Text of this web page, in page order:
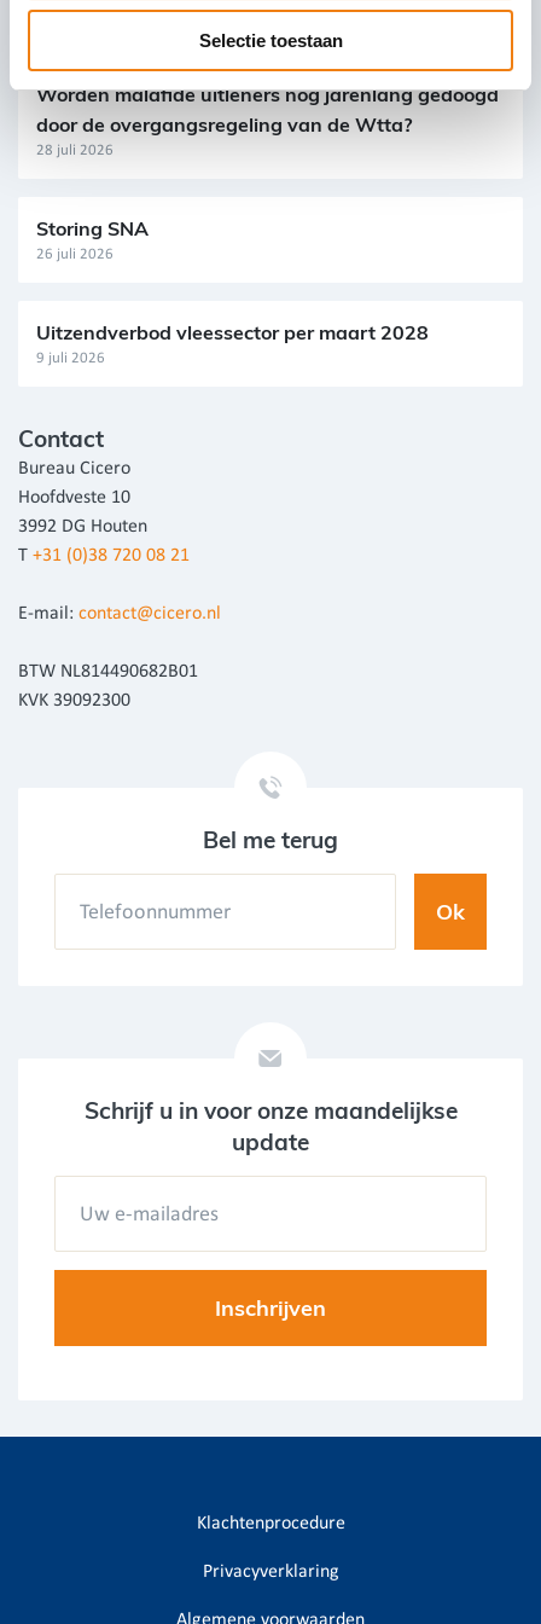
Selectie toestaan
28 juli 2026
Worden malafide uitleners nog jarenlang gedoogd
door de overgangsregeling van de Wtta?
28 juli 2026
Storing SNA
26 juli 2026
Uitzendverbod vleessector per maart 2028
9 juli 2026
Contact
Bureau Cicero
Hoofdveste 10
3992 DG Houten
T +31 (0)38 720 08 21
E-mail: contact@cicero.nl
BTW NL814490682B01
KVK 39092300
Bel me terug
Schrijf u in voor onze maandelijkse
update
Klachtenprocedure
Privacyverklaring